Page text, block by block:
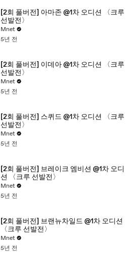
[2회 풀버전] 아마존 @1차 오디션 〈크루
선발전〉
Mnet
5년 전
[2회 풀버전] 이데아 @1차 오디션 〈크루
선발전〉
Mnet
5년 전
[2회 풀버전] 스퀴드 @1차 오디션 〈크루
선발전〉
Mnet
5년 전
[2회 풀버전] 브레이크 엠비션 @1차 오디
션 〈크루 선발전〉
Mnet
5년 전
[2회 풀버전] 브랜뉴차일드 @1차 오디션
〈크루 선발전〉
Mnet
5년 전